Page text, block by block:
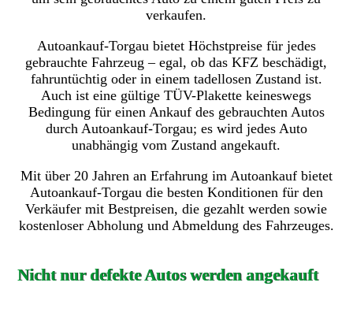
verkaufen.
Autoankauf-Torgau bietet Höchstpreise für jedes
gebrauchte Fahrzeug – egal, ob das KFZ beschädigt,
fahruntüchtig oder in einem tadellosen Zustand ist.
Auch ist eine gültige TÜV-Plakette keineswegs
Bedingung für einen Ankauf des gebrauchten Autos
durch Autoankauf-Torgau; es wird jedes Auto
unabhängig vom Zustand angekauft.
Mit über 20 Jahren an Erfahrung im Autoankauf bietet
Autoankauf-Torgau die besten Konditionen für den
Verkäufer mit Bestpreisen, die gezahlt werden sowie
kostenloser Abholung und Abmeldung des Fahrzeuges.
Nicht nur defekte Autos werden angekauft